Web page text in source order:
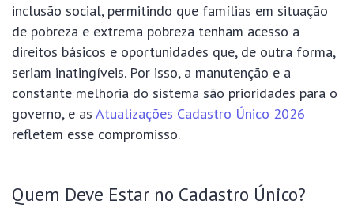
inclusão social, permitindo que famílias em situação
de pobreza e extrema pobreza tenham acesso a
direitos básicos e oportunidades que, de outra forma,
seriam inatingíveis. Por isso, a manutenção e a
constante melhoria do sistema são prioridades para o
governo, e as Atualizações Cadastro Único 2026
refletem esse compromisso.
Quem Deve Estar no Cadastro Único?